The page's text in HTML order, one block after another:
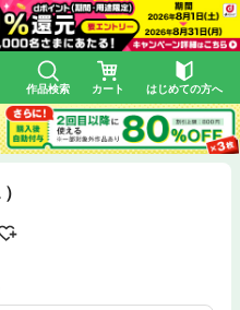
作品検索 カート はじめての方へ